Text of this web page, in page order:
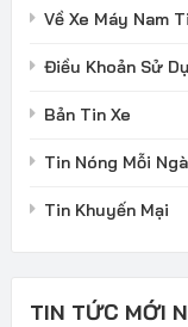
Về Xe Máy Nam
Điều Khoản Sử
Bản Tin Xe
Tin Nóng Mỗi
Tin Khuyến Mại
TIN TỨC MỚI